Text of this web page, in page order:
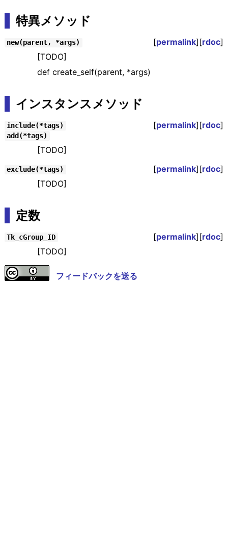
特異メソッド
new(parent, *args) [permalink][rdoc]
[TODO]
def create_self(parent, *args)
インスタンスメソッド
include(*tags) [permalink][rdoc]
add(*tags)
[TODO]
exclude(*tags) [permalink][rdoc]
[TODO]
定数
Tk_cGroup_ID [permalink][rdoc]
[TODO]
フィードバックを送る